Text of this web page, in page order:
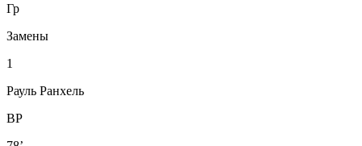
Гр
Замены
1
Рауль Ранхель
ВР